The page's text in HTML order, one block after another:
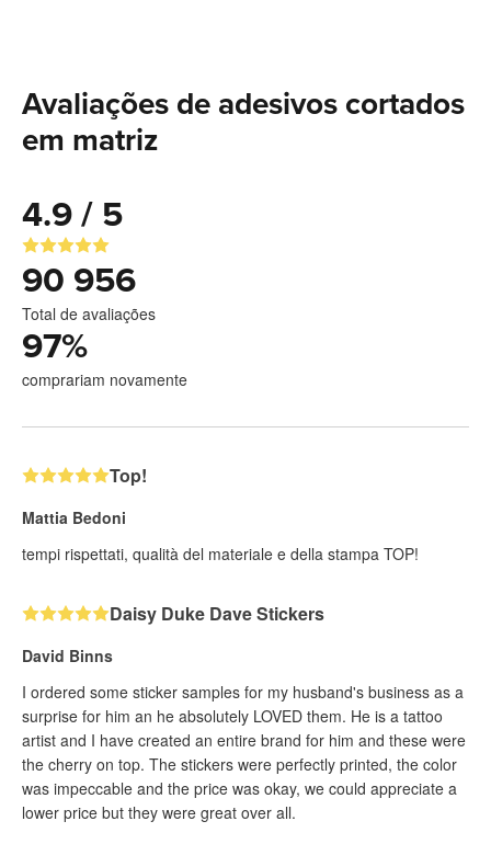
Avaliações de adesivos cortados
em matriz
4.9 / 5
90 956
Total de avaliações
97%
comprariam novamente
Top!
Mattia Bedoni
tempi rispettati, qualità del materiale e della stampa TOP!
Daisy Duke Dave Stickers
David Binns
I ordered some sticker samples for my husband's business as a
surprise for him an he absolutely LOVED them. He is a tattoo
artist and I have created an entire brand for him and these were
the cherry on top. The stickers were perfectly printed, the color
was impeccable and the price was okay, we could appreciate a
lower price but they were great over all.